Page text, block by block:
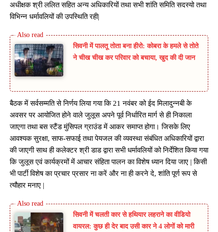
अधीक्षक श्री ललित सहित अन्य अधिकारियों तथा सभी शांति समिति सदस्यो तथा
विभिन्न धर्मावलियों की उपस्थिति रही|
सिवनी में पालतू तोता बना हीरो: कोबरा के हमले से तोते
ने चीख चीख कर परिवार को बचाया, खुद की दी जान
बैठक में सर्वसम्मति से निर्णय लिया गया कि 21 नवंबर को ईद मिलादुन्नबी के
अवसर पर आयोजित होने वाले जुलूस अपने पूर्व निर्धारित मार्ग से ही निकाला
जाएगा तथा बस स्टैंड मुंसिपल ग्राउंड में आकर समाप्त होगा। जिसके लिए
आवश्यक सुरक्षा, साफ-सफाई तथा पेयजल की व्यवस्था संबंधित अधिकारियों द्वारा
की जाएगी साथ ही कलेक्टर श्री डाड द्वारा सभी धर्मावलियों को निर्देशित किया गया
कि जुलूस एवं कार्यक्रमों में आचार संहिता पालन का विशेष ध्यान दिया जाए | किसी
भी पार्टी विशेष का प्रचार प्रसार ना करें और ना ही करने दे, शांति पूर्ण रूप से
त्यौहार मनाए |
सिवनी में चलती कार से हथियार लहराने का वीडियो
वायरल: कुछ ही देर बाद उसी कार ने 4 लोगों को मारी